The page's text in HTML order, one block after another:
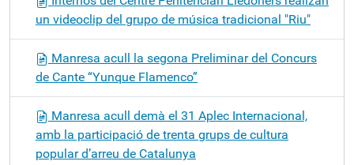
un videoclip del grupo de música tradicional "Riu"
Manresa acull la segona Preliminar del Concurs
de Cante “Yunque Flamenco”
Manresa acull demà el 31 Aplec Internacional,
amb la participació de trenta grups de cultura
popular d’arreu de Catalunya